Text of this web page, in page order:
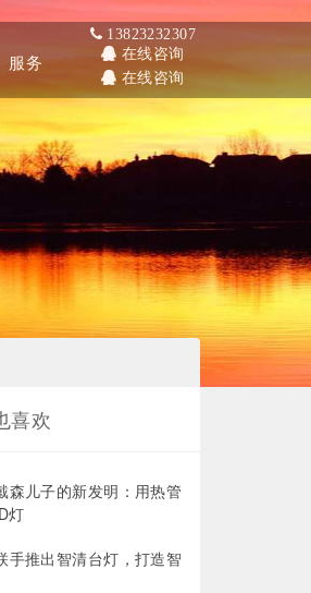
Service
服务
13823232307
在线咨询
在线咨询
喜欢
森儿子的新发明：用热管
灯
手推出智清台灯，打造智